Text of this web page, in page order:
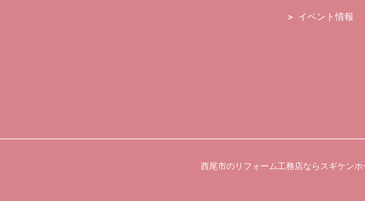
イベント情報
西尾市のリフォーム工務店ならスギケン